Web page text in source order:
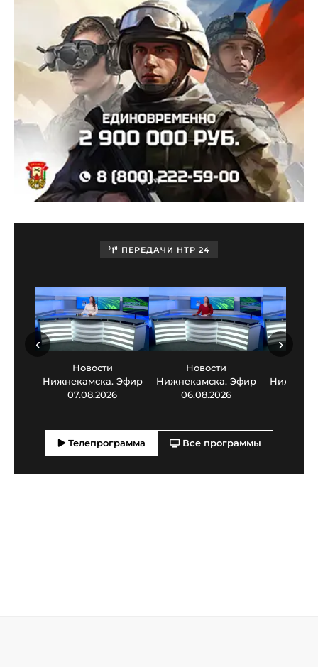
ПЕРЕДАЧИ НТР 24
Новости
Нижнекамска. Эфир
07.08.2026
Новости
Нижнекамска. Эфир
06.08.2026
‹ ›
Телепрограмма Все программы